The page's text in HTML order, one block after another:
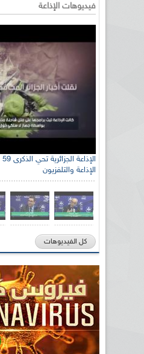
فيديوهات الإذاعة
الإذاعة والتلفزيون
كل الفيديوهات